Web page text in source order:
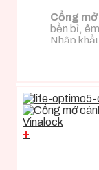
Cổng mở
bền bỉ,
Nhập
+